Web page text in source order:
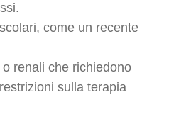
come un recente
renali che richiedono
sulla terapia